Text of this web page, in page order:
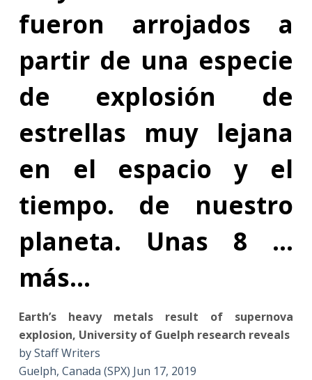
fueron arrojados a
partir de una especie
de explosión de
estrellas muy lejana
en el espacio y el
tiempo. de nuestro
planeta. Unas 8 …
más…
Earth’s heavy metals result of supernova
explosion, University of Guelph research reveals
by Staff Writers
Guelph, Canada (SPX) Jun 17, 2019